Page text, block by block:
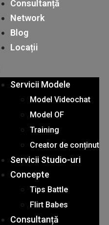
Consultanță
Network
Blog
Locații
Servicii Modele
Model Videochat
Model OF
Training
Creator de conținut
Servicii Studio-uri
Concepte
Tips Battle
Flirt Babes
Consultanță